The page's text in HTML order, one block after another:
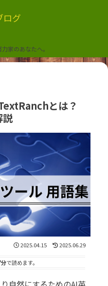
ログ
家のあなたへ。
とは？
説
2025.04.15 2025.06.29
で読めます。